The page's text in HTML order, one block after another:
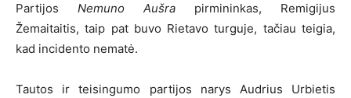
Partijos Nemuno Aušra pirmininkas, Remigijus
Žemaitaitis, taip pat buvo Rietavo turguje, tačiau teigia,
kad incidento nematė.
Tautos ir teisingumo partijos narys Audrius Urbietis